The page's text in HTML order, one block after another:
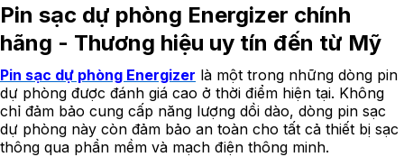
Pin sạc dự phòng Energizer chính
hãng - Thương hiệu uy tín đến từ Mỹ
Pin sạc dự phòng Energizer là một trong những dòng pin
dự phòng được đánh giá cao ở thời điểm hiện tại. Không
chỉ đảm bảo cung cấp năng lượng dồi dào, dòng pin sạc
dự phòng này còn đảm bảo an toàn cho tất cả thiết bị sạc
thông qua phần mềm và mạch điện thông minh.